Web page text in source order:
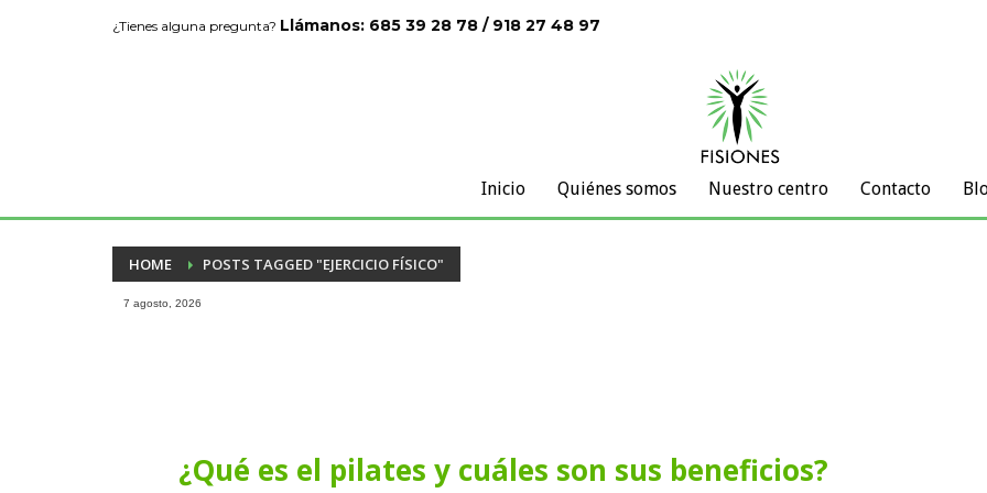
¿Tienes alguna pregunta? Llámanos: 685 39 28 78 / 918 27 48 97
Inicio Quiénes somos Nuestro centro Contacto
HOME POSTS TAGGED "EJERCICIO FÍSICO"
7 agosto, 2026
¿Qué es el pilates y cuáles son sus beneficios?